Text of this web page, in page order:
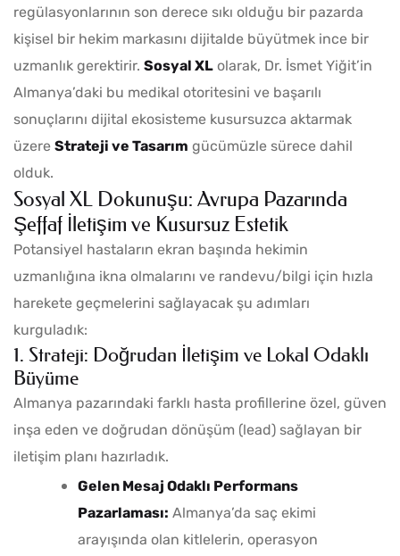
regülasyonlarının son derece sıkı olduğu bir pazarda
kişisel bir hekim markasını dijitalde büyütmek ince bir
uzmanlık gerektirir. Sosyal XL olarak, Dr. İsmet Yiğit’in
Almanya’daki bu medikal otoritesini ve başarılı
sonuçlarını dijital ekosisteme kusursuzca aktarmak
üzere Strateji ve Tasarım gücümüzle sürece dahil
olduk.
Sosyal XL Dokunuşu: Avrupa Pazarında
Şeffaf İletişim ve Kusursuz Estetik
Potansiyel hastaların ekran başında hekimin
uzmanlığına ikna olmalarını ve randevu/bilgi için hızla
harekete geçmelerini sağlayacak şu adımları
kurguladık:
1. Strateji: Doğrudan İletişim ve Lokal Odaklı
Büyüme
Almanya pazarındaki farklı hasta profillerine özel, güven
inşa eden ve doğrudan dönüşüm (lead) sağlayan bir
iletişim planı hazırladık.
Gelen Mesaj Odaklı Performans
Pazarlaması: Almanya’da saç ekimi
arayışında olan kitlelerin, operasyon